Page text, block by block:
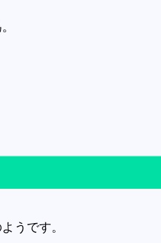
うです。